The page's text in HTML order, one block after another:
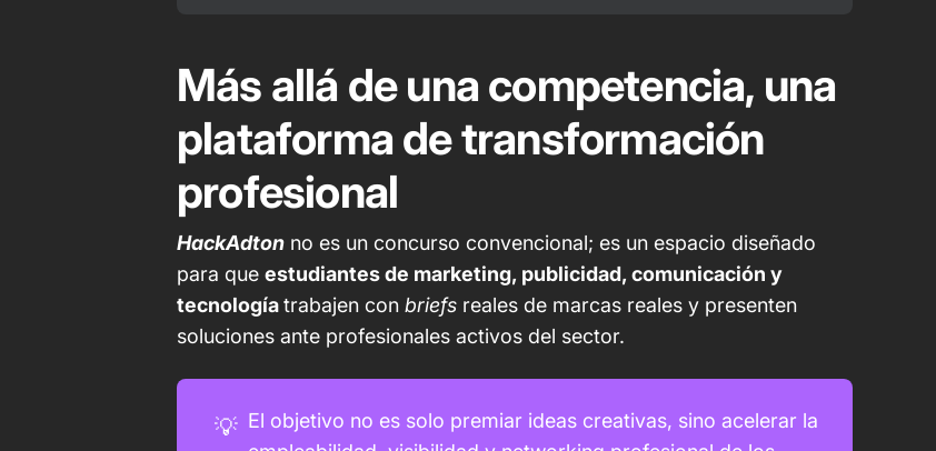
Más allá de una competencia, una
plataforma de transformación
profesional
HackAdton no es un concurso convencional; es un espacio diseñado
para que estudiantes de marketing, publicidad, comunicación y
tecnologíatrabajen con briefs reales de marcas reales y presenten
soluciones ante profesionales activos del sector.
💡 El objetivo no es solo premiar ideas creativas, sino acelerar la